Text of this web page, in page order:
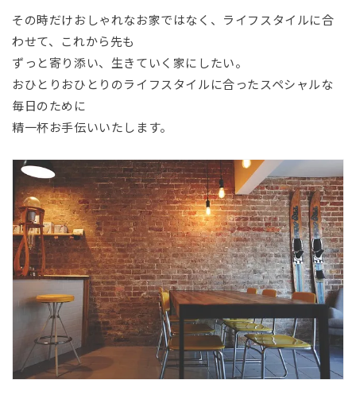
その時だけおしゃれなお家ではなく、ライフスタイルに合
わせて、これから先も
ずっと寄り添い、生きていく家にしたい。
おひとりおひとりのライフスタイルに合ったスペシャルな
毎日のために
精一杯お手伝いいたします。